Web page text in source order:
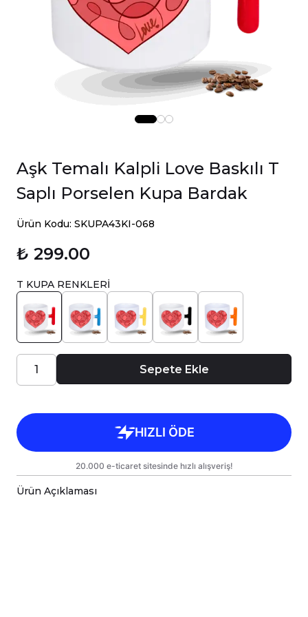
Aşk Temalı Kalpli Love Baskılı T
Saplı Porselen Kupa Bardak
Ürün Kodu: SKUPA43KI-068
₺ 299.00
T KUPA RENKLERİ
Sepete Ekle
Ürün Açıklaması